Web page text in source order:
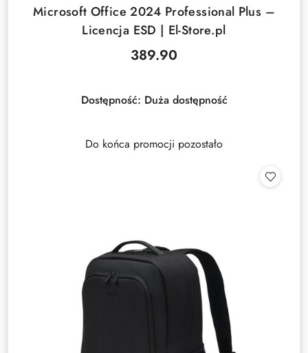
Microsoft Office 2024 Professional Plus –
Licencja ESD | El-Store.pl
Cena:
389.90
Dostępność: Duża dostępność
Do końca promocji pozostało